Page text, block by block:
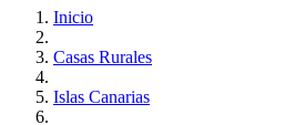
Inicio
Casas Rurales
Islas Canarias